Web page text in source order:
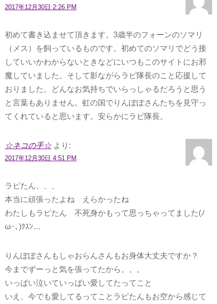
2017年12月30日 2:26 PM
初めて書き込ませて頂きます。3歳半のフォーンのソマリ
（メス）を飼っているものです。初めてのソマリでどう接
していいかわからないときなどにいつもこのサイトにお邪
魔していました。そして影ながらラピ隊長のこと応援して
おりました。どんなお気持ちでいらっしゃるだろうと思う
と言葉もありません。虹の国でりんぽぽさんたちを見守っ
てくれていると思います。安らかにラピ隊長。
☆ネコの手☆ より:
2017年12月30日 4:51 PM
ラピたん、、、
本当に頑張ったよね えらかったね
わたしもラピたん 不死身かもって思っちゃってました(ﾉ
ω･､)ｸｽﾝ…
りんぽぽさんもしゃおらんさんもお身体大丈夫ですか？
今までずーっと気を張ってたから。。。
いっぱい泣いていっぱい愛してたってこと
いえ、今でも愛してるってことラピたんもお空から感じて